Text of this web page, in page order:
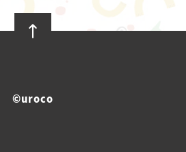
©︎uroco